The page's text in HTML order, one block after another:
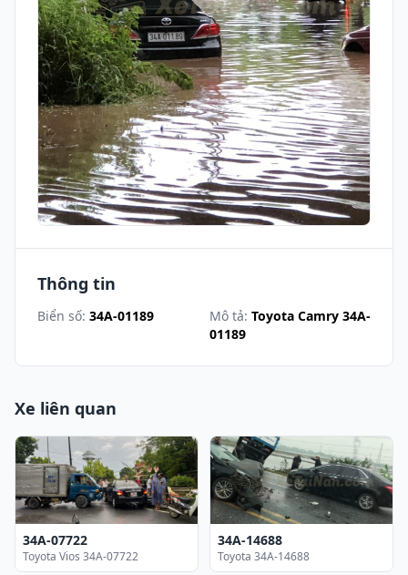
Thông tin
Biển số: 34A-01189 Mô tả: Toyota Camry 34A-
01189
Xe liên quan
34A-07722
Toyota Vios 34A-07722
34A-14688
Toyota 34A-14688